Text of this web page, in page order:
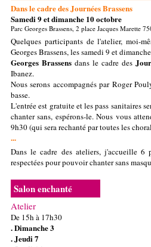
Dans le cadre des Journées Brassens
Samedi 9 et dimanche 10 octobre
Parc Georges Brassens, 2 place Jacques Marette
Quelques participants de l'atelier, moi-
Georges Brassens, les samedi 9 et
Georges Brassensdans le cadre des
Ibanez.
Nous serons accompagnés par Roger
basse.
L'entrée est gratuite et les pass sanitaires
chanter sans, espérons-le. Nous vous
9h30 (qui sera rechanté par toutes les
...
Dans le cadre des ateliers, j'accueille 6
respectées pour pouvoir chanter sans
Salon enchanté
Atelier
De 15h à 17h30
. Dimanche 3
. Jeudi 7